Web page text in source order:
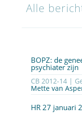
Alle
BOPZ: de
psychiater zijn
CB
Mette van
HR 27 januari